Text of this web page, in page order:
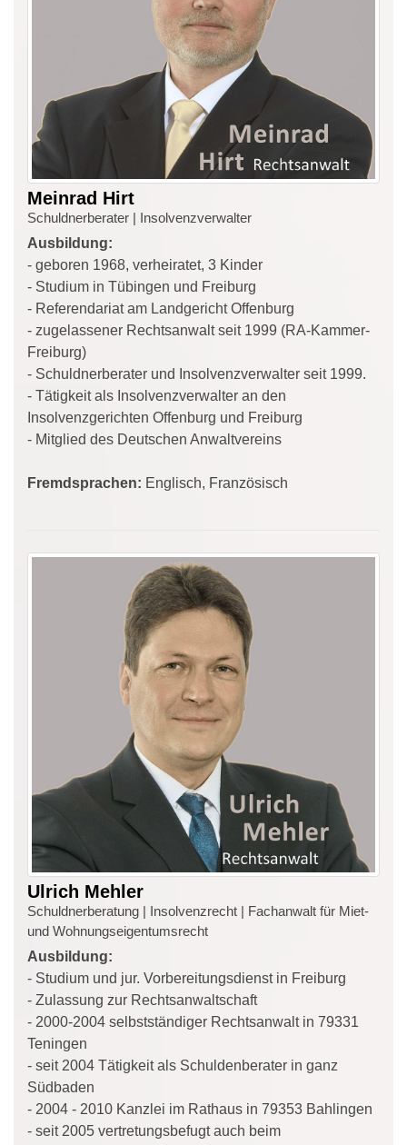
Meinrad Hirt
Schuldnerberater | Insolvenzverwalter
Ausbildung:
- geboren 1968, verheiratet, 3 Kinder
- Studium in Tübingen und Freiburg
- Referendariat am Landgericht Offenburg
- zugelassener Rechtsanwalt seit 1999 (RA-Kammer-
Freiburg)
- Schuldnerberater und Insolvenzverwalter seit 1999.
- Tätigkeit als Insolvenzverwalter an den
Insolvenzgerichten Offenburg und Freiburg
- Mitglied des Deutschen Anwaltvereins
Fremdsprachen: Englisch, Französisch
Ulrich Mehler
Schuldnerberatung | Insolvenzrecht | Fachanwalt für Miet-
und Wohnungseigentumsrecht
Ausbildung:
- Studium und jur. Vorbereitungsdienst in Freiburg
- Zulassung zur Rechtsanwaltschaft
- 2000-2004 selbstständiger Rechtsanwalt in 79331
Teningen
- seit 2004 Tätigkeit als Schuldenberater in ganz
Südbaden
- 2004 - 2010 Kanzlei im Rathaus in 79353 Bahlingen
- seit 2005 vertretungsbefugt auch beim